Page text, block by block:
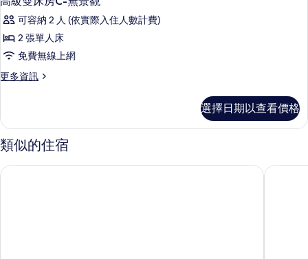
有
相
片
的
詳
示
高
級
床
C-
無
景
觀
可容納 2 人 (依實際入住人數計費)
2 張單人床
免費無線上網
更多資訊
更
雙
床
房
無
選擇日期以查看價格
類似的住宿
美亞商旅 路徒